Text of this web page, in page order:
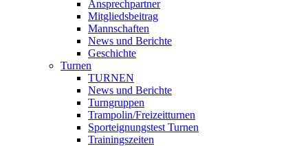
Ansprechpartner
Mitgliedsbeitrag
Mannschaften
News und Berichte
Geschichte
Turnen
TURNEN
News und Berichte
Turngruppen
Trampolin/Freizeitturnen
Sporteignungstest Turnen
Trainingszeiten